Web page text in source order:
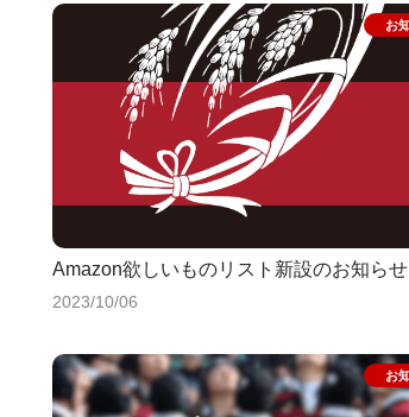
Amazon欲しいものリスト新設のお知らせ
2023/10/06